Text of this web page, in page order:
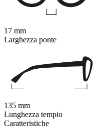
Caratteristiche
17 mm
Larghezza ponte
135 mm
Lunghezza tempio